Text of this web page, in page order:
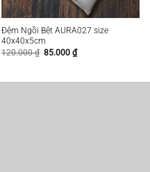
Đệm Ngồi Bệt AURA027 size
40x40x5cm
120.000₫ Giá
85.000₫Giá